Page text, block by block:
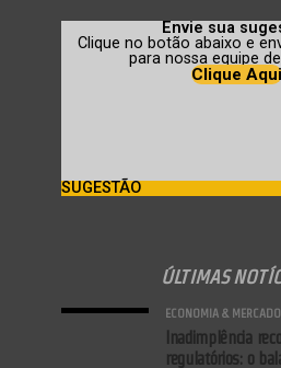
Envie sua
Clique no botão abaixo e
para nossa equipe
Clique Aqui
SUGESTÃO
ÚLTIMAS
ECONOMIA & MERCADO
Inadimplência
regulatórios: o